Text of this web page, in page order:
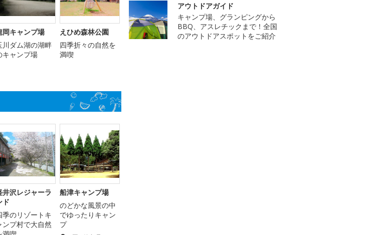
岡キャンプ場
川ダム湖の湖畔
キャンプ場
えひめ森林公園
四季折々の自然を
満喫
井沢レジャーラ
ド
季のリゾートキ
ンプ村で大自然
船津キャンプ場
のどかな風景の中
でゆったりキャン
プ
アウトドアガイド
キャンプ場、グランピングから
BBQ、アスレチックまで！全国
のアウトドアスポットをご紹介